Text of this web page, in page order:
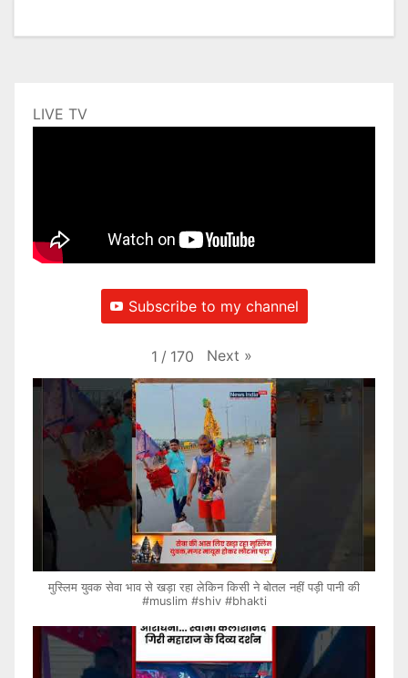
LIVE TV
Subscribe to my channel
1 / 170 Next »
मुस्लिम युवक सेवा भाव से खड़ा रहा लेकिन किसी ने बोतल नहीं पड़ी पानी की
#muslim #shiv #bhakti